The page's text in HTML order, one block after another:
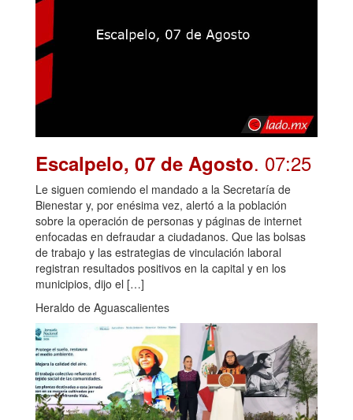
Escalpelo, 07 de Agosto. 07:25
Le siguen comiendo el mandado a la Secretaría de
Bienestar y, por enésima vez, alertó a la población
sobre la operación de personas y páginas de internet
enfocadas en defraudar a ciudadanos. Que las bolsas
de trabajo y las estrategias de vinculación laboral
registran resultados positivos en la capital y en los
municipios, dijo el […]
Heraldo de Aguascalientes